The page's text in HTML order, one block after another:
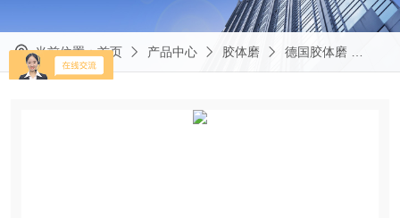
当前位置：首页 产品中心 胶体磨 德国胶体磨